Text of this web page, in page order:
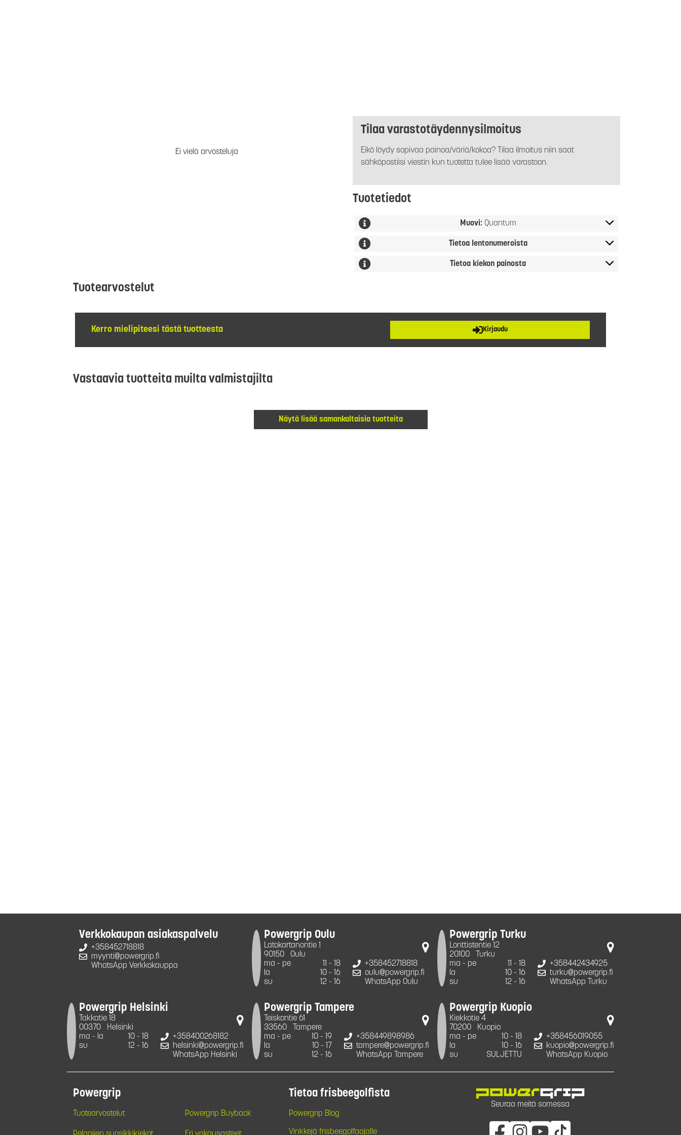
Ei vielä arvosteluja
Tilaa varastotäydennysilmoitus
Eikö löydy sopivaa painoa/väriä/kokoa? Tilaa ilmoitus niin saat
sähköpostiisi viestin kun tuotetta tulee lisää varastoon.
Tuotetiedot
Muovi: Quantum
Tietoa lentonumeroista
Tietoa kiekon painosta
Tuotearvostelut
Kerro mielipiteesi tästä tuotteesta Kirjaudu
Vastaavia tuotteita muilta valmistajilta
Näytä lisää samankaltaisia tuotteita
Verkkokaupan asiakaspalvelu
+358452718818
myynti@powergrip.fi
WhatsApp Verkkokauppa
Powergrip Oulu
Latokartanontie 1
90150
Oulu
ma - pe
11 - 18
la
10 - 16
su
12 - 16
+358452718818
oulu@powergrip.fi
WhatsApp Oulu
Powergrip Turku
Lonttistentie 12
20100
Turku
ma - pe
11 - 18
la
10 - 16
su
12 - 16
+358442434925
turku@powergrip.fi
WhatsApp Turku
Powergrip Helsinki
Takkatie 18
00370
Helsinki
ma - la
10 - 18
su
12 - 16
+358400268182
helsinki@powergrip.fi
WhatsApp Helsinki
Powergrip Tampere
Teiskontie 61
33560
Tampere
ma - pe
10 - 19
la
10 - 17
su
12 - 16
+358449898986
tampere@powergrip.fi
WhatsApp Tampere
Powergrip Kuopio
Kiekkotie 4
70200
Kuopio
ma - pe
10 - 18
la
10 - 16
su
SULJETTU
+358456019055
kuopio@powergrip.fi
WhatsApp Kuopio
Powergrip
Tuotearvostelut Powergrip Buyback
Tietoa frisbeegolfista
Powergrip Blog
Vinkkejä frisbeegolfaajalle
Seuraa meitä somessa